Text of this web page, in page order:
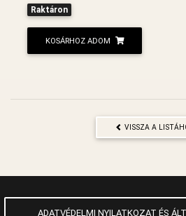
Raktáron
KOSÁRHOZ ADOM
VISSZA A
ADATVÉDELMI NYILATKOZAT ÉS